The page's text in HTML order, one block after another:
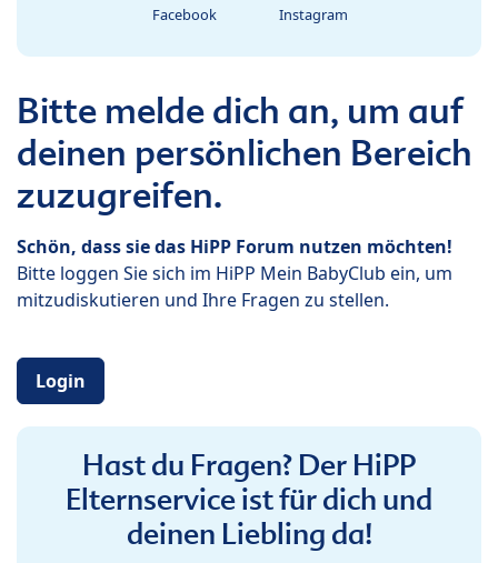
Facebook Instagram
Bitte melde dich an, um auf
deinen persönlichen Bereich
zuzugreifen.
Schön, dass sie das HiPP Forum nutzen möchten!
Bitte loggen Sie sich im HiPP Mein BabyClub ein, um
mitzudiskutieren und Ihre Fragen zu stellen.
Login
Hast du Fragen? Der HiPP
Elternservice ist für dich und
deinen Liebling da!